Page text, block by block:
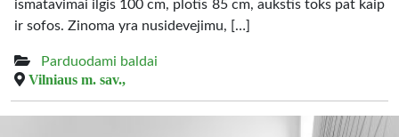
ismatavimai ilgis 100 cm, plotis 85 cm, aukstis toks pat kaip
ir sofos. Zinoma yra nusidevejimu, […]
Parduodami baldai
Vilniaus m. sav.,